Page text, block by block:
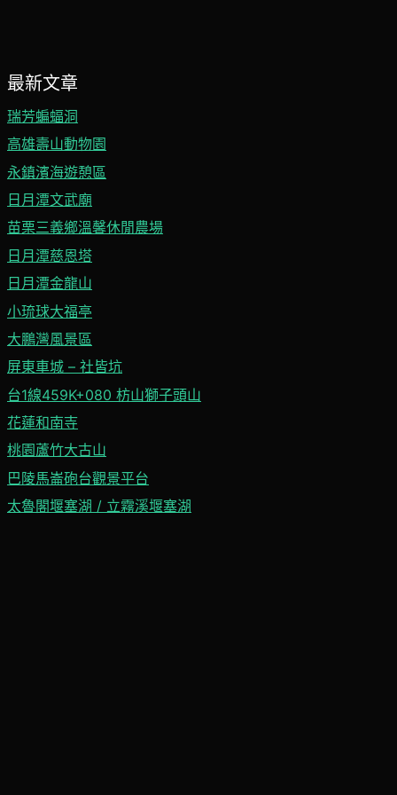
最新文章
瑞芳蝙蝠洞
高雄壽山動物園
永鎮濱海遊憩區
日月潭文武廟
苗栗三義鄉溫馨休閒農場
日月潭慈恩塔
日月潭金龍山
小琉球大福亭
大鵬灣風景區
屏東車城 – 社皆坑
台1線459K+080 枋山獅子頭山
花蓮和南寺
桃園蘆竹大古山
巴陵馬崙砲台觀景平台
太魯閣堰塞湖 / 立霧溪堰塞湖